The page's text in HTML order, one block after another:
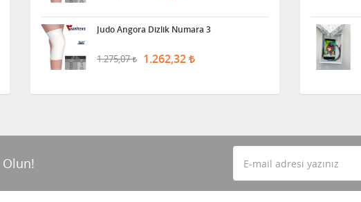
Judo Angora Dizlik Numara 3
1.275,07 1.262,32